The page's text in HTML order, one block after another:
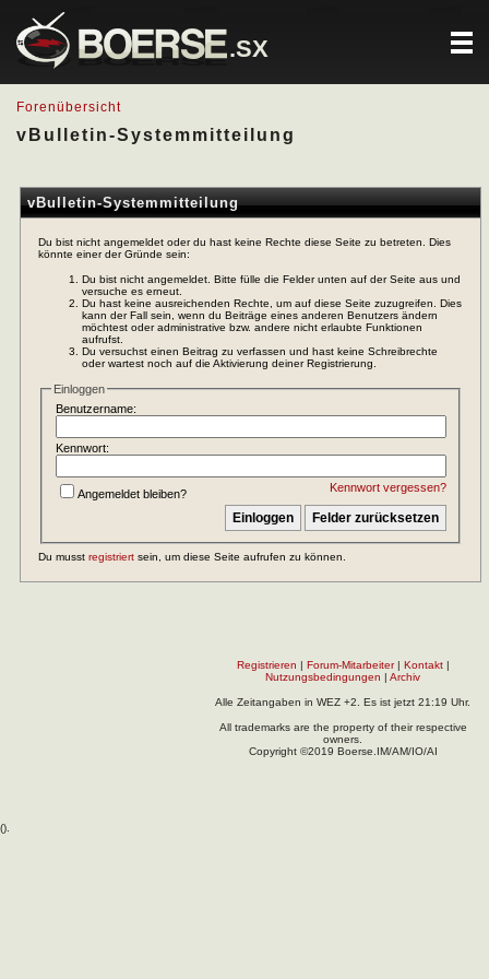
.SX
Forenübersicht
vBulletin-Systemmitteilung
vBulletin-Systemmitteilung
Du bist nicht angemeldet oder du hast keine Rechte diese Seite zu betreten. Dies
könnte einer der Gründe sein:
Du bist nicht angemeldet. Bitte fülle die Felder unten auf der Seite aus und
versuche es erneut.
Du hast keine ausreichenden Rechte, um auf diese Seite zuzugreifen. Dies
kann der Fall sein, wenn du Beiträge eines anderen Benutzers ändern
möchtest oder administrative bzw. andere nicht erlaubte Funktionen
aufrufst.
Du versuchst einen Beitrag zu verfassen und hast keine Schreibrechte
oder wartest noch auf die Aktivierung deiner Registrierung.
Einloggen
Benutzername:
Kennwort:
Kennwort vergessen?
Angemeldet bleiben?
Du musst registriert sein, um diese Seite aufrufen zu können.
Registrieren | Forum-Mitarbeiter| Kontakt|
Nutzungsbedingungen | Archiv
Alle Zeitangaben in WEZ +2. Es ist jetzt 21:19 Uhr.
All trademarks are the property of their respective
owners.
Copyright ©2019 Boerse.IM/AM/IO/AI
().